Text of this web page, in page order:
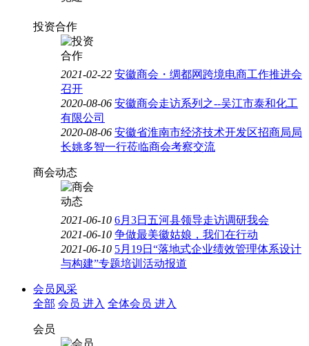
投资合作
2021-02-22 安徽商会・绸都网跨境电商工作推进会
召开
2020-08-06 安徽商会走访系列之--吴江市泰和化工
有限公司
2020-08-06 安徽省淮南市经济技术开发区招商局局
长姚多智一行莅临商会考察交流
商会动态
2021-06-10 6月3日五河县领导走访调研我会
2021-06-10 争做最美徽姑娘，我们在行动
2021-06-10 5月19日“落地式企业绩效管理体系设计
与构建”专题培训活动报道
会员风采
全部 会员 进入 全体会员 进入
会员